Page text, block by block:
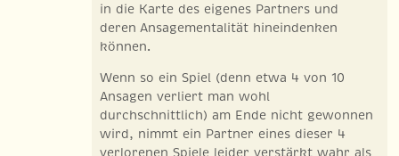
in die Karte des eigenes Partners und
deren Ansagementalität hineindenken
können.
Wenn so ein Spiel (denn etwa 4 von 10
Ansagen verliert man wohl
durchschnittlich) am Ende nicht gewonnen
wird, nimmt ein Partner eines dieser 4
verlorenen Spiele leider verstärkt wahr als